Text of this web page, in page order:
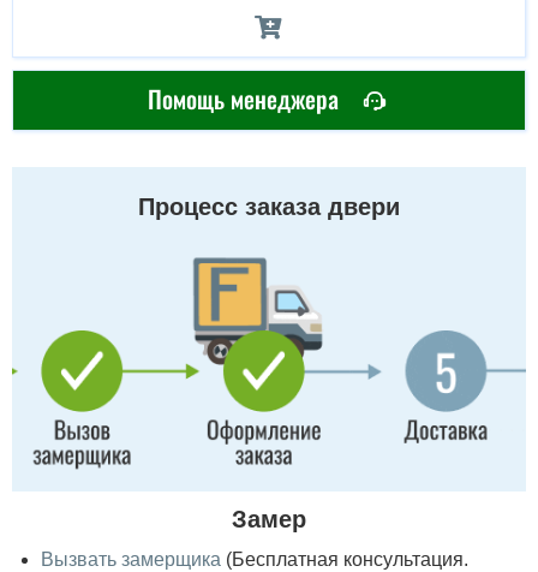
Помощь менеджера
Процесс заказа двери
Замер
Вызвать замерщика (Бесплатная консультация.